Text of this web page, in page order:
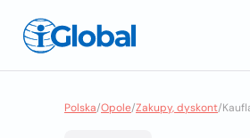
Polska/Opole/Zakupy, dyskont/